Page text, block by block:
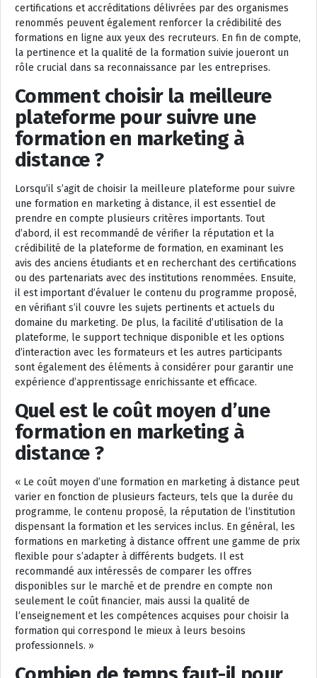
certifications et accréditations délivrées par des organismes
renommés peuvent également renforcer la crédibilité des
formations en ligne aux yeux des recruteurs. En fin de compte,
la pertinence et la qualité de la formation suivie joueront un
rôle crucial dans sa reconnaissance par les entreprises.
Comment choisir la meilleure
plateforme pour suivre une
formation en marketing à
distance ?
Lorsqu’il s’agit de choisir la meilleure plateforme pour suivre
une formation en marketing à distance, il est essentiel de
prendre en compte plusieurs critères importants. Tout
d’abord, il est recommandé de vérifier la réputation et la
crédibilité de la plateforme de formation, en examinant les
avis des anciens étudiants et en recherchant des certifications
ou des partenariats avec des institutions renommées. Ensuite,
il est important d’évaluer le contenu du programme proposé,
en vérifiant s’il couvre les sujets pertinents et actuels du
domaine du marketing. De plus, la facilité d’utilisation de la
plateforme, le support technique disponible et les options
d’interaction avec les formateurs et les autres participants
sont également des éléments à considérer pour garantir une
expérience d’apprentissage enrichissante et efficace.
Quel est le coût moyen d’une
formation en marketing à
distance ?
« Le coût moyen d’une formation en marketing à distance peut
varier en fonction de plusieurs facteurs, tels que la durée du
programme, le contenu proposé, la réputation de l’institution
dispensant la formation et les services inclus. En général, les
formations en marketing à distance offrent une gamme de prix
flexible pour s’adapter à différents budgets. Il est
recommandé aux intéressés de comparer les offres
disponibles sur le marché et de prendre en compte non
seulement le coût financier, mais aussi la qualité de
l’enseignement et les compétences acquises pour choisir la
formation qui correspond le mieux à leurs besoins
professionnels. »